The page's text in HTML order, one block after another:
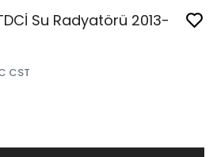
Su Radyatörü 2013-
CST